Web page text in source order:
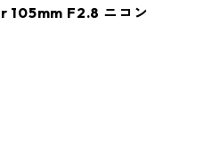
F2.8 ニコン